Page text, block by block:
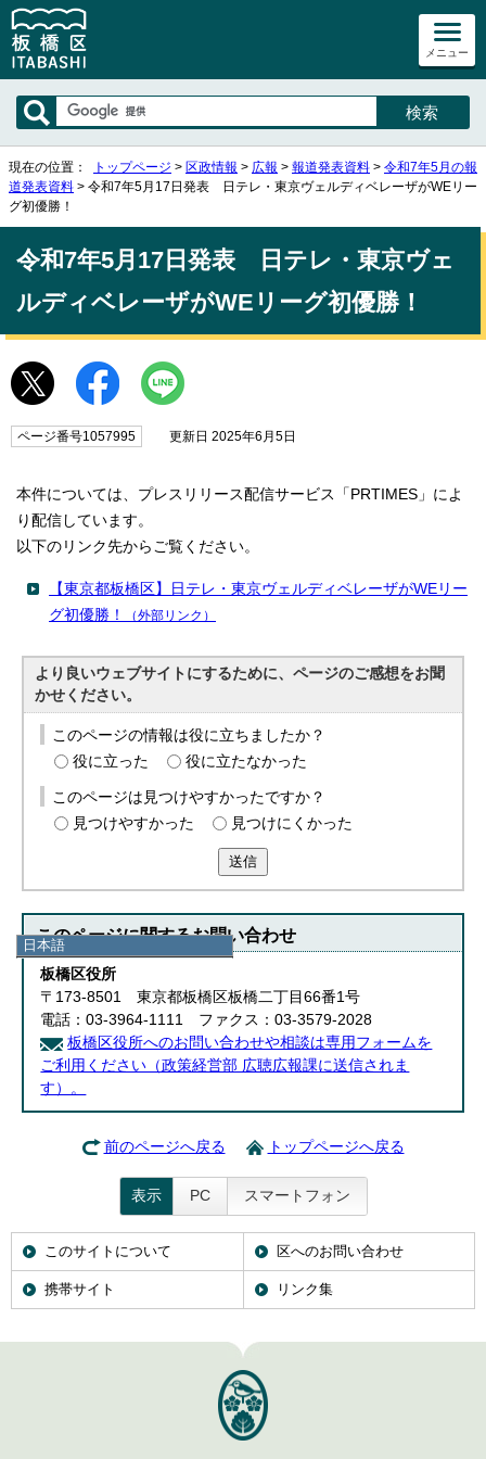
メニュー
日本語
日本語
English
한국어
简体中文
繁體中文
現在の位置： トップページ > 区政情報 > 広報 > 報道発表資料 > 令和7年5月の報
道発表資料 > 令和7年5月17日発表 日テレ・東京ヴェルディベレーザがWEリー
グ初優勝！
令和7年5月17日発表 日テレ・東京ヴェ
ルディベレーザがWEリーグ初優勝！
ページ番号1057995 更新日 2025年6月5日
本件については、プレスリリース配信サービス「PRTIMES」によ
り配信しています。
以下のリンク先からご覧ください。
【東京都板橋区】日テレ・東京ヴェルディベレーザがWEリー
グ初優勝！
（外部リンク）
より良いウェブサイトにするために、ページのご感想をお聞
かせください。
このページの情報は役に立ちましたか？
役に立った
役に立たなかった
このページは見つけやすかったですか？
見つけやすかった
見つけにくかった
送信
このページに関するお問い合わせ
板橋区役所
〒173-8501 東京都板橋区板橋二丁目66番1号
電話：03-3964-1111 ファクス：03-3579-2028
板橋区役所へのお問い合わせや相談は専用フォームを
ご利用ください（政策経営部 広聴広報課に送信されま
す）。
前のページへ戻る トップページへ戻る
表示 PC スマートフォン
このサイトについて 区へのお問い合わせ
携帯サイト リンク集